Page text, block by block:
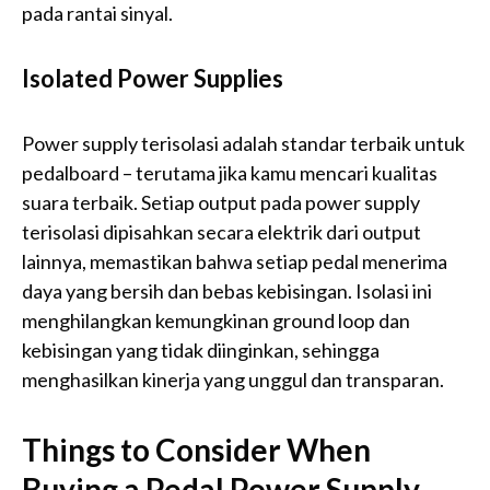
pada rantai sinyal.
Isolated Power Supplies
Power supply terisolasi adalah standar terbaik untuk
pedalboard – terutama jika kamu mencari kualitas
suara terbaik. Setiap output pada power supply
terisolasi dipisahkan secara elektrik dari output
lainnya, memastikan bahwa setiap pedal menerima
daya yang bersih dan bebas kebisingan. Isolasi ini
menghilangkan kemungkinan ground loop dan
kebisingan yang tidak diinginkan, sehingga
menghasilkan kinerja yang unggul dan transparan.
Things to Consider When